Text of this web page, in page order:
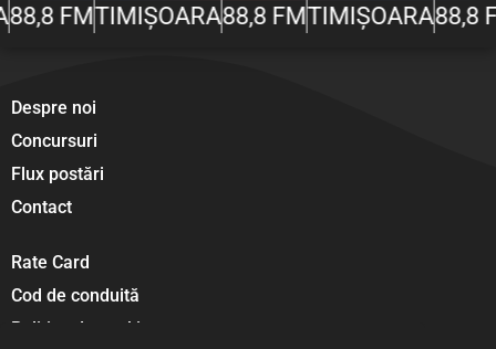
88,8 FMTIMIȘOARA88,8 FMTIMIȘOARA88,8
Despre noi
Concursuri
Flux postări
Contact
Rate Card
Cod de conduită
Politica de cookies